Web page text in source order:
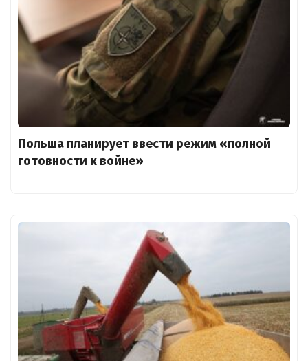
Польша планирует ввести режим «полной
готовности к войне»